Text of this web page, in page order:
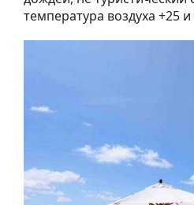
температура воздуха +25